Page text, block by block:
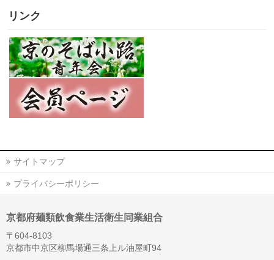
リンク
サイトマップ
プライバシーポリシー
京都府麺類飲食業生活衛生同業組合
〒604-8103
京都市中京区柳馬場通三条上ル油屋町94